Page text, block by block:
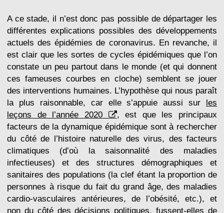
A ce stade, il n’est donc pas possible de départager les
différentes explications possibles des développements
actuels des épidémies de coronavirus. En revanche, il
est clair que les sortes de cycles épidémiques que l’on
constate un peu partout dans le monde (et qui donnent
ces fameuses courbes en cloche) semblent se jouer
des interventions humaines. L’hypothèse qui nous paraît
la plus raisonnable, car elle s’appuie aussi sur les
leçons de l’année 2020
, est que les principaux
facteurs de la dynamique épidémique sont à rechercher
du côté de l’histoire naturelle des virus, des facteurs
climatiques (d’où la saisonnalité des maladies
infectieuses) et des structures démographiques et
sanitaires des populations (la clef étant la proportion de
personnes à risque du fait du grand âge, des maladies
cardio-vasculaires antérieures, de l’obésité, etc.), et
non du côté des décisions politiques, fussent-elles de